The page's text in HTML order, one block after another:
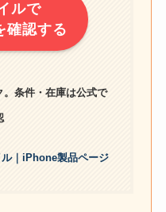
ルで
確認する
条件・在庫は公式で
｜iPhone製品ページ